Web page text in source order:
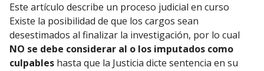
Este artículo describe un proceso judicial en curso
Existe la posibilidad de que los cargos sean
desestimados al finalizar la investigación, por lo cual
NO se debe considerar al o los imputados como
culpables hasta que la Justicia dicte sentencia en su